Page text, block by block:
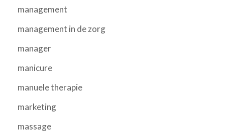
management
management in de zorg
manager
manicure
manuele therapie
marketing
massage